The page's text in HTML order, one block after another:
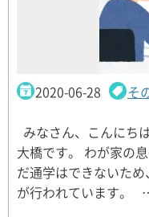
2020-06-28 そ
みなさん、こんにち
大橋です。 わが家の
だ通学はできないた
が行われています。